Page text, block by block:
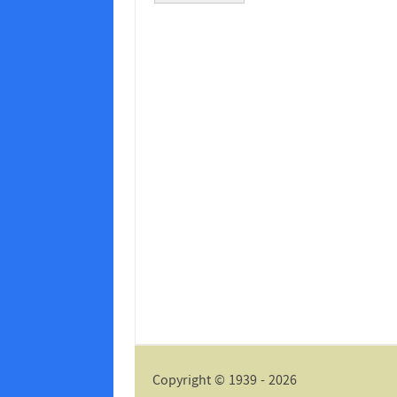
Copyright © 1939 - 2026